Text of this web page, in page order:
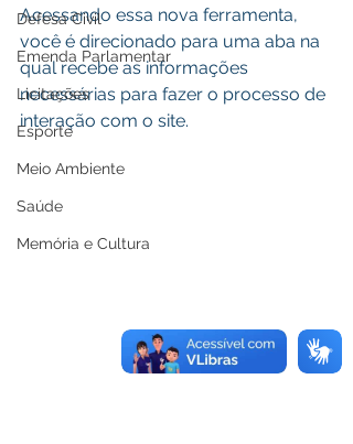
Defesa Civil
Emenda Parlamentar
Licitações
Esporte
Meio Ambiente
Saúde
Memória e Cultura
Acessando essa nova ferramenta,
você é direcionado para uma aba na
qual recebe as informações
necessárias para fazer o processo de
interação com o site.